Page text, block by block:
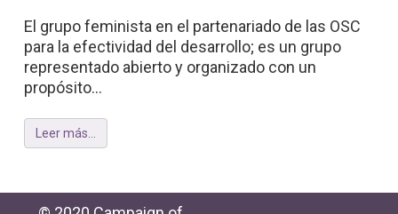
El grupo feminista en el partenariado de las OSC
para la efectividad del desarrollo; es un grupo
representado abierto y organizado con un
propósito...
Leer más...